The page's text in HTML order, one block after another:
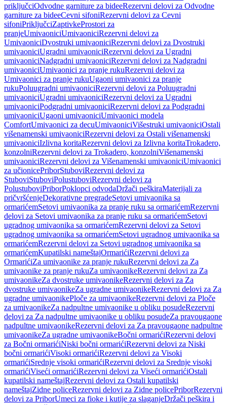
priključciOdvodne garniture za bideeRezervni delovi za Odvodne
garniture za bideeCevni sifoniRezervni delovi za Cevni
sifoniPriključciZaptivkeProstori za
pranjeUmivaoniciUmivaoniciRezervni delovi za
UmivaoniciDvostruki umivaoniciRezervni delovi za Dvostruki
umivaoniciUgradni umivaoniciRezervni delovi za Ugradni
umivaoniciNadgradni umivaoniciRezervni delovi za Nadgradni
umivaoniciUmivaonici za pranje rukuRezervni delovi za
Umivaonici za pranje rukuUgaoni umivaonici za pranje
rukuPoluugradni umivaoniciRezervni delovi za Poluugradni
umivaoniciUgradni umivaoniciRezervni delovi za Ugradni
umivaoniciPodgradni umivaoniciRezervni delovi za Podgradni
umivaoniciUgaoni umivaoniciUmivaonici modela
ComfortUmivaonici za decuUmivaoniciVišestruki umivaoniciOstali
višenamenski umivaoniciRezervni delovi za Ostali višenamenski
umivaoniciIzlivna koritaRezervni delovi za Izlivna koritaTrokadero,
konzolniRezervni delovi za Trokadero, konzolniVišenamenski
umivaoniciRezervni delovi za Višenamenski umivaoniciUmivaonici
za učionicePriborStuboviRezervni delovi za
StuboviStuboviPolustuboviRezervni delovi za
PolustuboviPriborPoklopci odvodaDržači peškiraMaterijali za
pričvršćenjeDekorativne pregradeSetovi umivaonika sa
ormarićemSetovi umivaonika za pranje ruku sa ormarićemRezervni
delovi za Setovi umivaonika za pranje ruku sa ormarićemSetovi
ugradnog umivaonika sa ormarićemRezervni delovi za Setovi
ugradnog umivaonika sa ormarićemSetovi ugradnog umivaonika sa
ormarićemRezervni delovi za Setovi ugradnog umivaonika sa
ormarićemKupatilski nameštajOrmarićiRezervni delovi za
OrmarićiZa umivaonike za pranje rukuRezervni delovi za Za
umivaonike za pranje rukuZa umivaonikeRezervni delovi za Za
umivaonikeZa dvostruke umivaonikeRezervni delovi za Za
dvostruke umivaonikeZa ugradne umivaonikeRezervni delovi za Za
ugradne umivaonikePloče za umivaonikeRezervni delovi za Ploče
za umivaonikeZa nadpultne umivaonike u obliku posudeRezervni
delovi za Za nadpultne umivaonike u obliku posudeZa pravougaone
nadpultne umivaonikeRezervni delovi za Za pravougaone nadpultne
umivaonikeZa ugradne umivaonikeBočni ormarićiRezervni delovi
za Bočni ormarićiNiski bočni ormarićiRezervni delovi za Niski
bočni ormarićiVisoki ormarićiRezervni delovi za Visoki
ormarićiSrednje visoki ormarićiRezervni delovi za Srednje visoki
ormarićiViseći ormarićiRezervni delovi za Viseći ormarićiOstali
kupatilski nameštajRezervni delovi za Ostali kupatilski
nameštajZidne policeRezervni delovi za Zidne policePriborRezervni
delovi za PriborUmeci za fioke i kutije za slaganjeDržači peškira i